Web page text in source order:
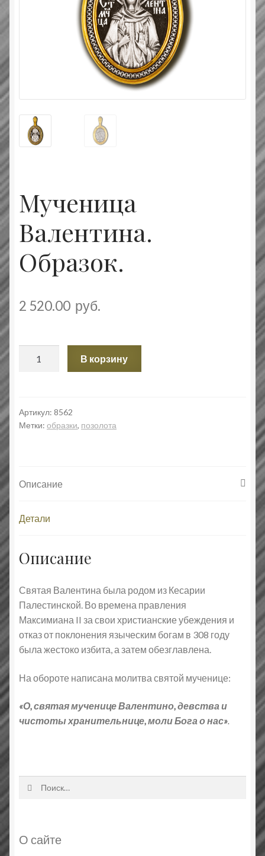
Типовой договор
Контактная информация
Православные подарки
Мученица
Валентина.
Образок.
2 520.00 руб.
Образок.
В корзину
Артикул: 8562
Метки: образки, позолота
Описание
Детали
Описание
Святая Валентина была родом из Кесарии
Палестинской. Во времена правления
Максимиана II за свои христианские убеждения и
отказ от поклонения языческим богам в 308 году
была жестоко избита, а затем обезглавлена.
На обороте написана молитва святой мученице:
«О, святая мученице Валентино, девства и
чистоты хранительнице, моли Бога о нас».
О сайте